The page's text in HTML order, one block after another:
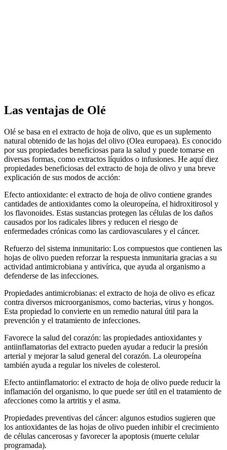
Las ventajas de Olé
Olé se basa en el extracto de hoja de olivo, que es un suplemento
natural obtenido de las hojas del olivo (Olea europaea). Es conocido
por sus propiedades beneficiosas para la salud y puede tomarse en
diversas formas, como extractos líquidos o infusiones. He aquí diez
propiedades beneficiosas del extracto de hoja de olivo y una breve
explicación de sus modos de acción:
Efecto antioxidante: el extracto de hoja de olivo contiene grandes
cantidades de antioxidantes como la oleuropeína, el hidroxitirosol y
los flavonoides. Estas sustancias protegen las células de los daños
causados por los radicales libres y reducen el riesgo de
enfermedades crónicas como las cardiovasculares y el cáncer.
Refuerzo del sistema inmunitario: Los compuestos que contienen las
hojas de olivo pueden reforzar la respuesta inmunitaria gracias a su
actividad antimicrobiana y antivírica, que ayuda al organismo a
defenderse de las infecciones.
Propiedades antimicrobianas: el extracto de hoja de olivo es eficaz
contra diversos microorganismos, como bacterias, virus y hongos.
Esta propiedad lo convierte en un remedio natural útil para la
prevención y el tratamiento de infecciones.
Favorece la salud del corazón: las propiedades antioxidantes y
antiinflamatorias del extracto pueden ayudar a reducir la presión
arterial y mejorar la salud general del corazón. La oleuropeína
también ayuda a regular los niveles de colesterol.
Efecto antiinflamatorio: el extracto de hoja de olivo puede reducir la
inflamación del organismo, lo que puede ser útil en el tratamiento de
afecciones como la artritis y el asma.
Propiedades preventivas del cáncer: algunos estudios sugieren que
los antioxidantes de las hojas de olivo pueden inhibir el crecimiento
de células cancerosas y favorecer la apoptosis (muerte celular
programada).